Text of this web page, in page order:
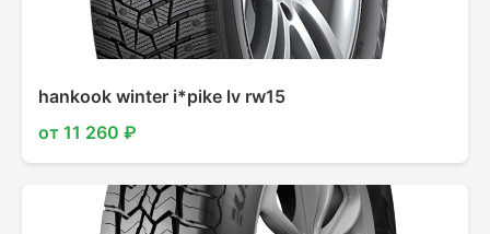
hankook winter i*pike lv rw15
от 11 260 ₽